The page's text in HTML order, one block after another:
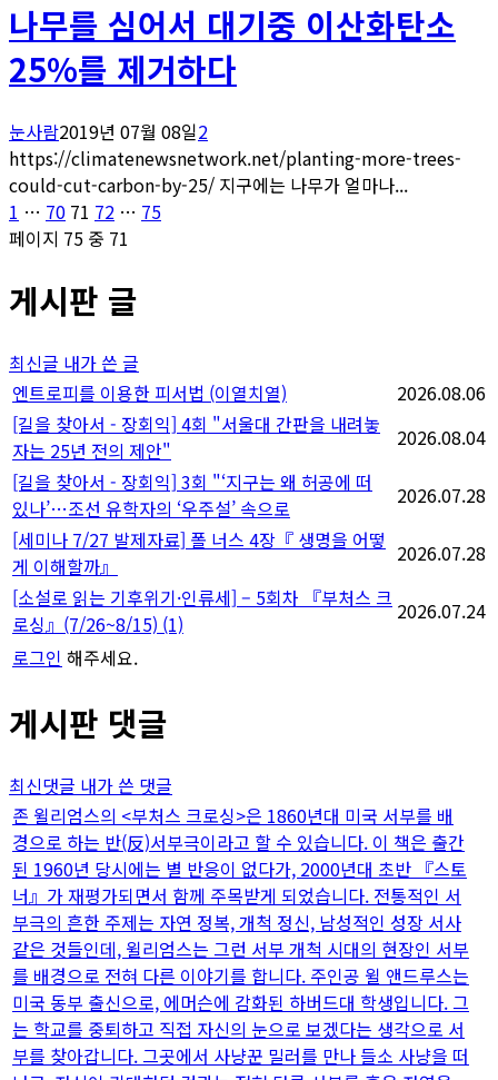
나무를 심어서 대기중 이산화탄소
25%를 제거하다
눈사람2019년 07월 08일2
https://climatenewsnetwork.net/planting-more-trees-
could-cut-carbon-by-25/ 지구에는 나무가 얼마나...
글
페
이
지
매
김
페
이
1 … 페
이
70 페
이
71 페
이
72 … 페
75
페이지 75 중 71
게시판 글
최신글 내가 쓴 글
엔트로피를 이용한 피서법 (이열치열)
2026.08.06
[길을 찾아서 - 장회익] 4회 "서울대 간판을 내려놓
자는 25년 전의 제안"
2026.08.04
[길을 찾아서 - 장회익] 3회 "‘지구는 왜 허공에 떠
있나’…조선 유학자의 ‘우주설’ 속으로
2026.07.28
[세미나 7/27 발제자료] 폴 너스 4장『 생명을 어떻
게 이해할까』
2026.07.28
[소설로 읽는 기후위기·인류세] – 5회차 『부처스 크
로싱』(7/26~8/15) (1)
2026.07.24
로그인 해주세요.
게시판 댓글
최신댓글 내가 쓴 댓글
존 윌리엄스의 <부처스 크로싱>은 1860년대 미국 서부를 배
경으로 하는 반(反)서부극이라고 할 수 있습니다. 이 책은 출간
된 1960년 당시에는 별 반응이 없다가, 2000년대 초반 『스토
너』가 재평가되면서 함께 주목받게 되었습니다. 전통적인 서
부극의 흔한 주제는 자연 정복, 개척 정신, 남성적인 성장 서사
같은 것들인데, 윌리엄스는 그런 서부 개척 시대의 현장인 서부
를 배경으로 전혀 다른 이야기를 합니다. 주인공 윌 앤드루스는
미국 동부 출신으로, 에머슨에 감화된 하버드대 학생입니다. 그
는 학교를 중퇴하고 직접 자신의 눈으로 보겠다는 생각으로 서
부를 찾아갑니다. 그곳에서 사냥꾼 밀러를 만나 들소 사냥을 떠